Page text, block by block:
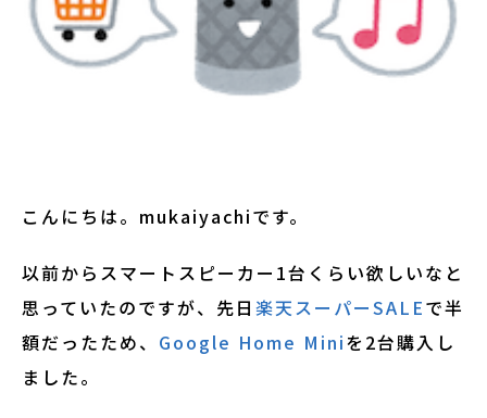
こんにちは。mukaiyachiです。
以前からスマートスピーカー1台くらい欲しいなと
思っていたのですが、先日 楽天スーパーSALEで半
額だったため、 Google Home Miniを2台購入し
ました。